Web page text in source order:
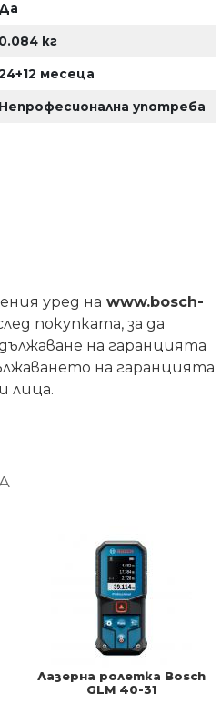
Да
0.084 кг
месеца
Непрофесионална употреба
уред на www.bosch-
покупката, за да
на гаранцията
на гаранцията
лица.
Лазерна ролетка Bosch
GLM 40-31